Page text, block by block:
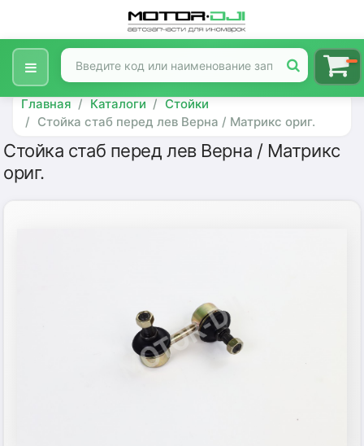
Главная Каталоги
Стойки
Стойка стаб перед лев Верна / Матрикс ориг.
Стойка стаб перед лев Верна / Матрикс
ориг.